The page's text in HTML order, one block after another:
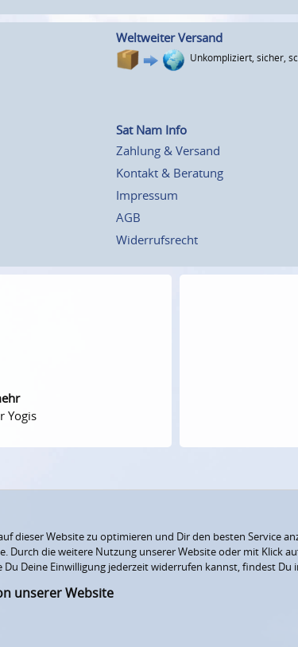
Weltweiter Versand
Unkompliziert, sicher,
Sat Nam Info
Zahlung & Versand
Kontakt & Beratung
Impressum
AGB
Widerrufsrecht
Yogis
dieser Website zu optimieren und Dir den besten Service
Durch die weitere Nutzung unserer Website oder mit Klick
Deine Einwilligung jederzeit widerrufen kannst, findest Du
unserer Website